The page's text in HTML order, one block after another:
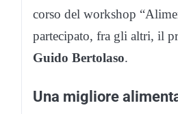
corso del workshop
partecipato, fra gli altri, il
Guido Bertolaso.
Una migliore